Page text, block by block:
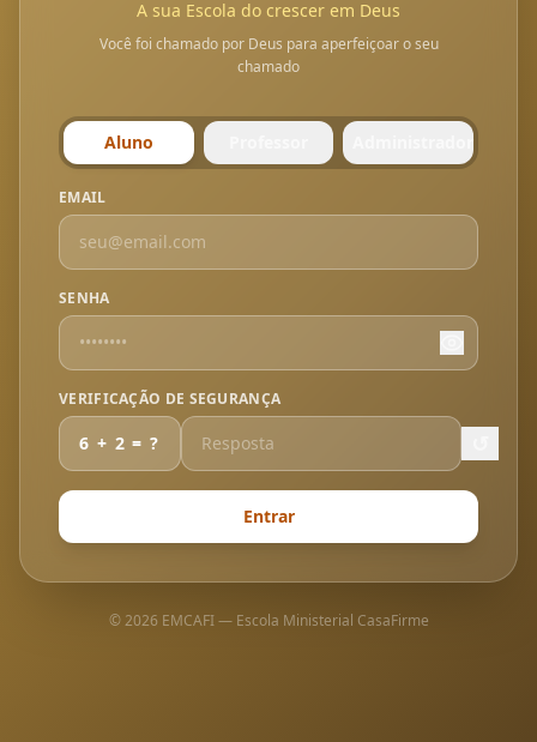
A sua Escola do crescer em Deus
Você foi chamado por Deus para aperfeiçoar o seu
chamado
Aluno
EMAIL
SENHA
VERIFICAÇÃO DE SEGURANÇA
6 + 2 = ?
Entrar
©2026 EMCAFI — Escola Ministerial CasaFirme